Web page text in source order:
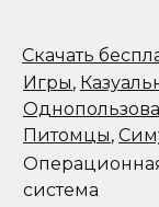
Скачать
Игры,
Питомцы,
система